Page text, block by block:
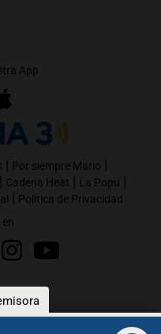
App
| Por siempre Mario |
| Cadena Heat | La Popu |
| Política de Privacidad